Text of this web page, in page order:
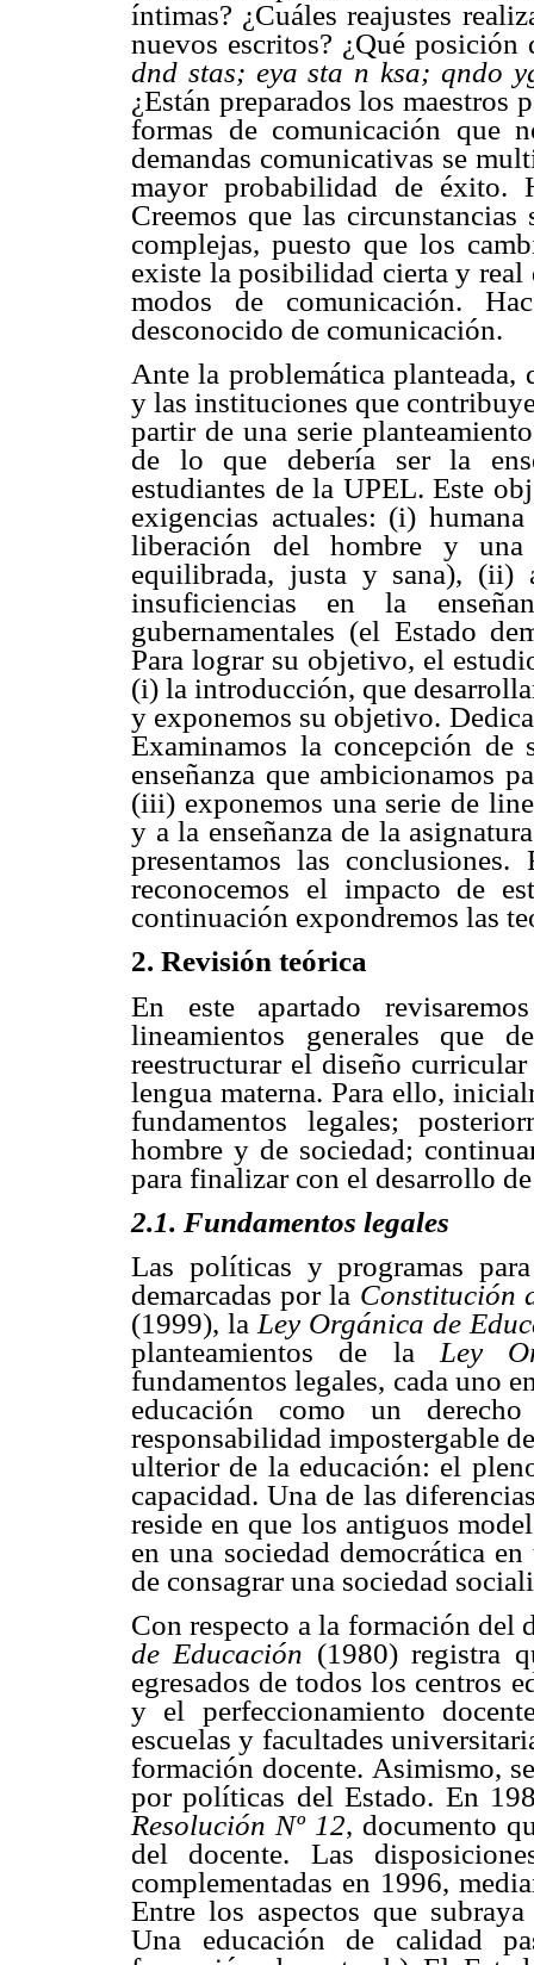
íntimas? ¿Cuáles reajustes
nuevos escritos? ¿Qué posición
dnd stas; eya sta n ksa; qndo
¿Están preparados los maestros
formas de comunicación que
demandas comunicativas se
mayor probabilidad de éxito.
Creemos que las
complejas, puesto que los
existe la posibilidad cierta y real
modos de comunicación.
desconocido de comunicación.
Ante la problemática planteada,
y las instituciones que
partir de una serie
de lo que debería ser la
estudiantes de la UPEL. Este
exigencias actuales: (i)
liberación del hombre y
equilibrada, justa y sana), (ii)
insuficiencias en la
gubernamentales (el Estado
Para lograr su objetivo, el
(i) la introducción, que
y exponemos su objetivo.
Examinamos la concepción de
enseñanza que ambicionamos
(iii) exponemos una serie de
y a la enseñanza de la
presentamos las
reconocemos el impacto de
continuación expondremos las
2. Revisión teórica
En este apartado
lineamientos generales que
reestructurar el diseño
lengua materna. Para ello,
fundamentos legales;
hombre y de sociedad;
para finalizar con el desarrollo
2.1. Fundamentos legales
Las políticas y programas
demarcadas por la Constitución
(1999), la Ley Orgánica de
planteamientos de la Ley
fundamentos legales, cada uno
educación como un
responsabilidad impostergable
ulterior de la educación: el
capacidad. Una de las
reside en que los antiguos
en una sociedad democrática
de consagrar una sociedad
Con respecto a la formación
de Educación (1980) registra
egresados de todos los centros
y el perfeccionamiento
escuelas y facultades
formación docente. Asimismo,
por políticas del Estado. En
Resolución Nº 12, documento
del docente. Las
complementadas en 1996,
Entre los aspectos que
Una educación de calidad